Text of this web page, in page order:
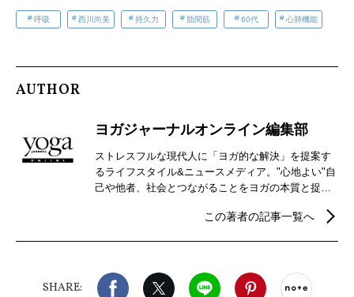
呼吸 西川尚美 持久力 肋間筋 60代 心肺機能
AUTHOR
ヨガジャーナルオンライン編集部
ストレスフルな現代人に「ヨガ的な解決」を提案す
るライフスタイル&ニュースメディア。"心地よい"自
己や他者、社会とつながることをヨガの本質と捉
などウェルビーイングを実現するための情報を発
この著者の記事一覧へ
SHARE:
Facebook X（旧twitter）
LINE Pinterest